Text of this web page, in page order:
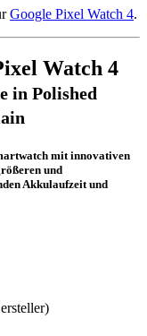
Google Pixel Watch 4.
Watch 4
in Polished
mit innovativen
und
Akkulaufzeit und